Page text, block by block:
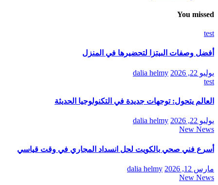
You missed
test
أفضل وصفات البيتزا لتحضيرها في المنزل
يوليو 22, 2026
dalia helmy
test
العالم يتحول: توجهات جديدة في التكنولوجيا الحديثة
يوليو 22, 2026
dalia helmy
New News
أسرع فني صحي بالكويت لحل انسداد المجاري في وقت قياسي
مارس 12, 2026
dalia helmy
New News